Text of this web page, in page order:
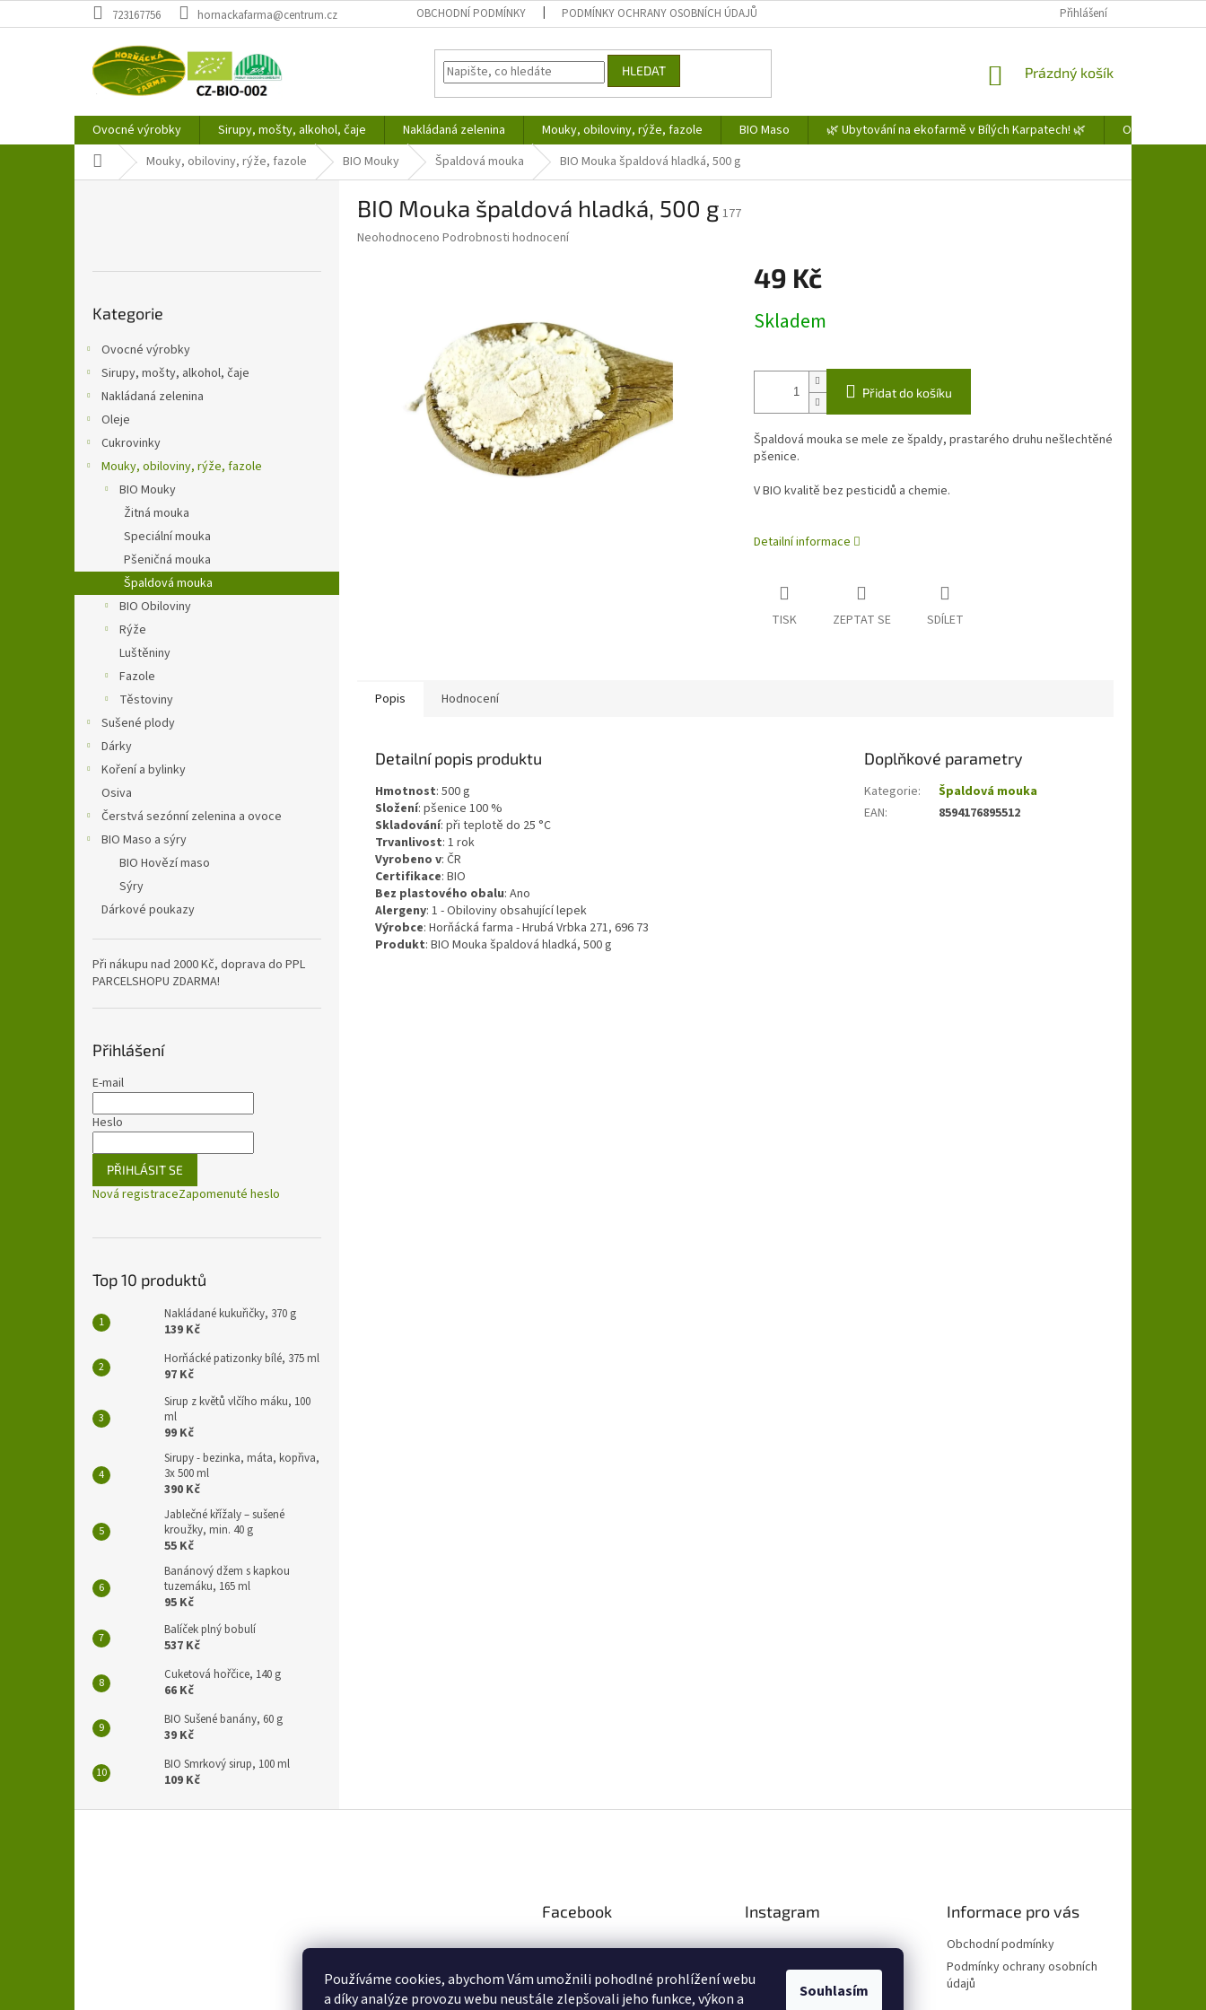
Používáme cookies, abychom Vám umožnili pohodlné prohlížení webu
a díky analýze provozu webu neustále zlepšovali jeho funkce, výkon a
Souhlasím
na
723167756 hornackafarma@centrum.cz OBCHODNÍ PODMÍNKY PODMÍNKY OCHRANY OSOBNÍCH ÚDAJŮ Přihlášení
HLEDAT
NÁKUPNÍ
Prázdný košík
Ovocné výrobky Sirupy, mošty, alkohol, čaje Nakládaná zelenina Mouky, obiloviny, rýže, fazole BIO Maso 🌿 Ubytování na ekofarmě v Bílých Karpatech! 🌿
Obchodní
Domů Mouky, obiloviny, rýže, fazole BIO Mouky Špaldová mouka BIO Mouka špaldová hladká, 500 g
kategorie
Kategorie
Ovocné výrobky
Sirupy, mošty, alkohol, čaje
Nakládaná zelenina
Oleje
Cukrovinky
Mouky, obiloviny, rýže, fazole
BIO Mouky
Žitná mouka
Speciální mouka
Pšeničná mouka
Špaldová mouka
BIO Obiloviny
Rýže
Luštěniny
Fazole
Těstoviny
Sušené plody
Dárky
Koření a bylinky
Osiva
Čerstvá sezónní zelenina a ovoce
BIO Maso a sýry
BIO Hovězí maso
Sýry
Dárkové poukazy
Při nákupu nad 2000 Kč, doprava do PPL
PARCELSHOPU ZDARMA!
Přihlášení
E-mail
Heslo
PŘIHLÁSIT SE
Nová registraceZapomenuté heslo
Top 10 produktů
Nakládané kukuřičky, 370 g
139 Kč
Horňácké patizonky bílé, 375 ml
97 Kč
Sirup z květů vlčího máku, 100
ml
99 Kč
Sirupy - bezinka, máta, kopřiva,
3x 500 ml
390 Kč
Jablečné křížaly – sušené
kroužky, min. 40 g
55 Kč
Banánový džem s kapkou
tuzemáku, 165 ml
95 Kč
Balíček plný bobulí
537 Kč
Cuketová hořčice, 140 g
66 Kč
BIO Sušené banány, 60 g
39 Kč
BIO Smrkový sirup, 100 ml
109 Kč
BIO Mouka špaldová hladká, 500 g 177
Průměrné
Neohodnoceno Podrobnosti hodnocení
49 Kč
cena:
Skladem
Přidat do košíku
Špaldová mouka se mele ze špaldy, prastarého druhu nešlechtěné
pšenice.
V BIO kvalitě bez pesticidů a chemie.
Detailní informace
TISK ZEPTAT SE SDÍLET
Popis Hodnocení
Detailní popis produktu
Hmotnost: 500g
Složení: pšenice 100 %
Skladování: při teplotě do 25 °C
Trvanlivost: 1 rok
Vyrobeno v: ČR
Certifikace: BIO
Bez plastového obalu: Ano
Alergeny: 1 - Obiloviny obsahující lepek
Výrobce: Horňácká farma - Hrubá Vrbka 271, 696 73
Produkt: BIO Mouka špaldová hladká, 500 g
Doplňkové parametry
Kategorie:
Špaldová mouka
EAN: 8594176895512
Facebook Instagram Informace pro vás
Obchodní podmínky
Podmínky ochrany osobních
údajů